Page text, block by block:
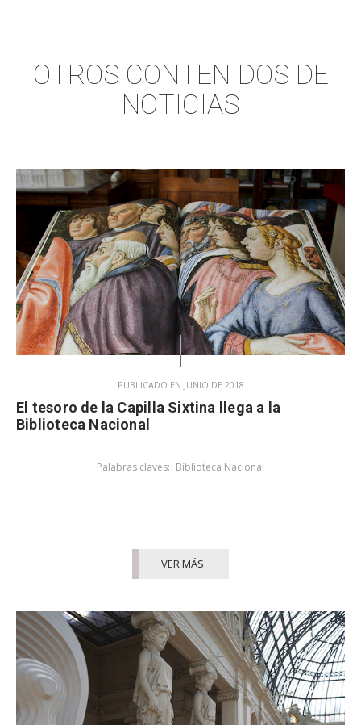
OTROS CONTENIDOS DE
NOTICIAS
PUBLICADO EN JUNIO DE 2018
El tesoro de la Capilla Sixtina llega a la
Biblioteca Nacional
Palabras claves: Biblioteca Nacional
VER MÁS